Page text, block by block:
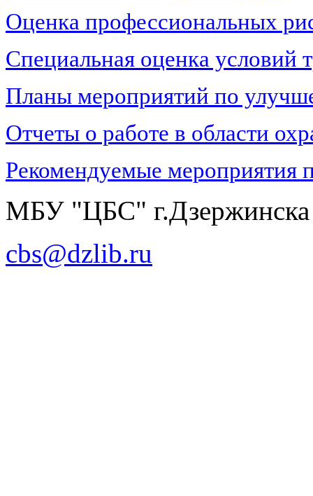
Оценка профессиональных
Специальная оценка условий
Планы мероприятий по
Отчеты о работе в области
Рекомендуемые мероприятия
МБУ "ЦБС" г.Дзержинска
cbs@dzlib.ru